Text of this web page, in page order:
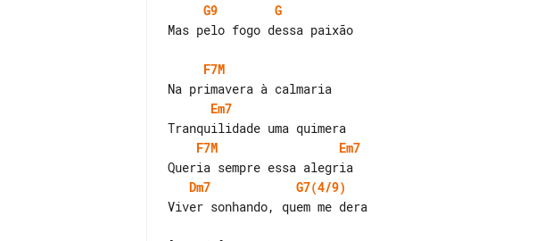
G9
G
Mas pelo fogo dessa paixão
F7M
Em7
F7M
Em7
Dm7
G7(4/9)
Viver sonhando, quem me dera